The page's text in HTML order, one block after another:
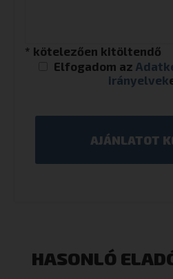
* kötelezően kitöltendő
Elfogadom az
irányelvek
HASONLÓ